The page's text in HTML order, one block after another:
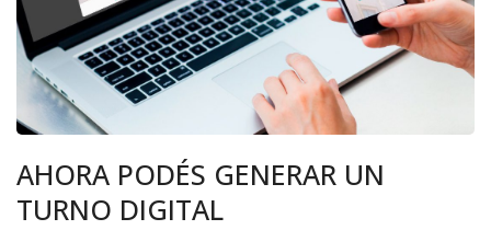
AHORA PODÉS GENERAR UN
TURNO DIGITAL